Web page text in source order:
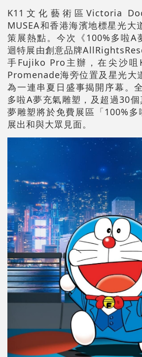
K11文化藝術區Victoria
MUSEA和香港海濱地標星光大
策展熱點。今次《100%多啦A
迴特展由創意品牌
手Fujiko Pro主辦，在尖沙咀
Promenade海旁位置及星光大
為一連串夏日盛事揭開序幕。
多啦A夢充氣雕塑，及超過30
夢雕塑將於免費展區「100%多
展出和與大眾見面。